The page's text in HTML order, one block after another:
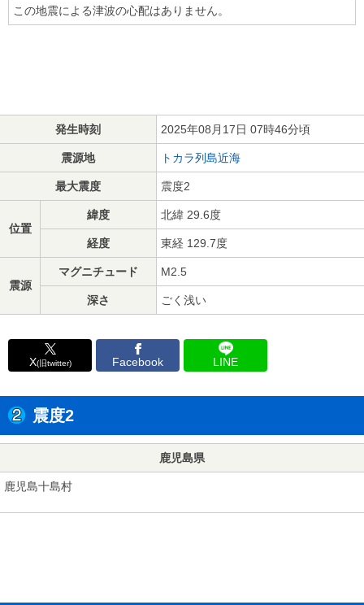
この地震による津波の心配はありません。
発生時刻 2025年08月17日 07時46分頃
震源地 トカラ列島近海
最大震度 震度2
位置
緯度 北緯 29.6度
経度 東経 129.7度
震源
マグニチュード M2.5
深さ ごく浅い
X(旧twitter) Facebook LINE
震度2
鹿児島県
鹿児島十島村